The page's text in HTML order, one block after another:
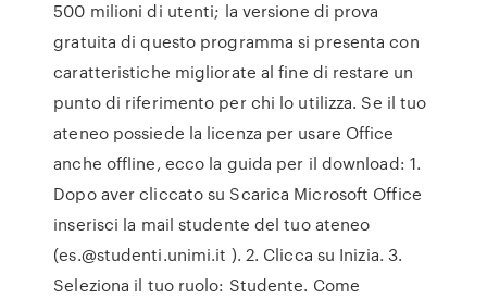
500 milioni di utenti; la versione di prova
gratuita di questo programma si presenta con
caratteristiche migliorate al fine di restare un
punto di riferimento per chi lo utilizza. Se il tuo
ateneo possiede la licenza per usare Office
anche offline, ecco la guida per il download: 1.
Dopo aver cliccato su Scarica Microsoft Office
inserisci la mail studente del tuo ateneo
(es.@studenti.unimi.it ). 2. Clicca su Inizia. 3.
Seleziona il tuo ruolo: Studente. Come